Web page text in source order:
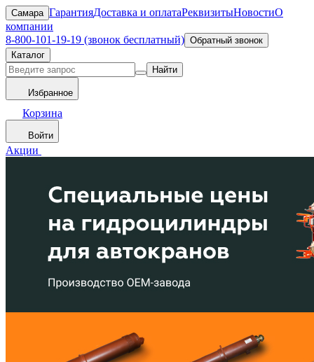
Самара ГарантияДоставка и оплатаРеквизитыНовостиО
компании
8-800-101-19-19 (звонок бесплатный) Обратный звонок
Каталог
Найти
Избранное
Корзина
Войти
Акции